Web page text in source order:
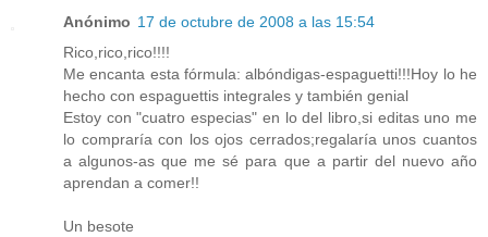
Anónimo 17 de octubre de 2008 a las 15:54
Rico,rico,rico!!!!
Me encanta esta fórmula: albóndigas-espaguetti!!!Hoy lo he
hecho con espaguettis integrales y también genial
Estoy con "cuatro especias" en lo del libro,si editas uno me
lo compraría con los ojos cerrados;regalaría unos cuantos
a algunos-as que me sé para que a partir del nuevo año
aprendan a comer!!
Un besote